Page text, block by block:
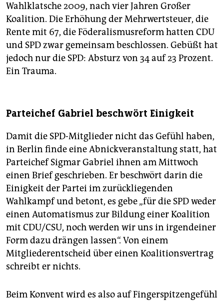
Wahlklatsche 2009, nach vier Jahren Großer
Koalition. Die Erhöhung der Mehrwertsteuer, die
Rente mit 67, die Föderalismusreform hatten CDU
und SPD zwar gemeinsam beschlossen. Gebüßt hat
jedoch nur die SPD: Absturz von 34 auf 23 Prozent.
Ein Trauma.
Parteichef Gabriel beschwört Einigkeit
Damit die SPD-Mitglieder nicht das Gefühl haben,
in Berlin finde eine Abnickveranstaltung statt, hat
Parteichef Sigmar Gabriel ihnen am Mittwoch
einen Brief geschrieben. Er beschwört darin die
Einigkeit der Partei im zurückliegenden
Wahlkampf und betont, es gebe „für die SPD weder
einen Automatismus zur Bildung einer Koalition
mit CDU/CSU, noch werden wir uns in irgendeiner
Form dazu drängen lassen“. Von einem
Mitgliederentscheid über einen Koalitionsvertrag
schreibt er nichts.
Beim Konvent wird es also auf Fingerspitzengefühl